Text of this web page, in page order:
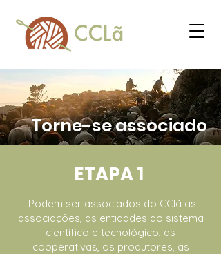
Torne-se associado
ETAPA 1
Podem ser associados do CClã as
associações, as entidades do sistema
científico e tecnológico, as
cooperativas, os produtores, as